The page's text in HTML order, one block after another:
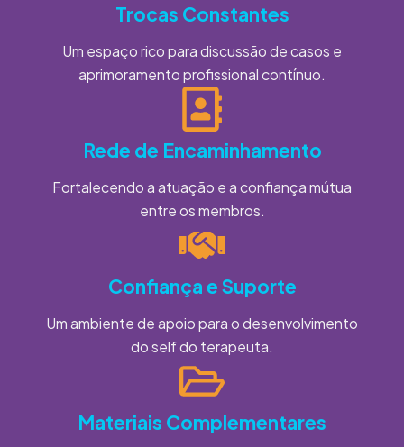
Trocas Constantes
Um espaço rico para discussão de casos e
aprimoramento profissional contínuo.
Rede de Encaminhamento
Fortalecendo a atuação e a confiança mútua
entre os membros.
Confiança e Suporte
Um ambiente de apoio para o desenvolvimento
do self do terapeuta.
Materiais Complementares